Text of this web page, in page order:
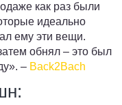
как раз были
идеально
ему эти вещи.
обнял – это был
– Back2Bach